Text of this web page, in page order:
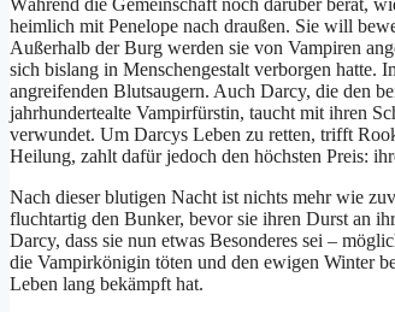
heimlich mit Penelope nach draußen. Sie will
Außerhalb der Burg werden sie von Vampiren
sich bislang in Menschengestalt verborgen hatte.
angreifenden Blutsaugern. Auch Darcy, die den
jahrhundertealte Vampirfürstin, taucht mit ihren
verwundet. Um Darcys Leben zu retten, trifft
Heilung, zahlt dafür jedoch den höchsten Preis:
Nach dieser blutigen Nacht ist nichts mehr wie
fluchtartig den Bunker, bevor sie ihren Durst an
Darcy, dass sie nun etwas Besonderes sei –
die Vampirkönigin töten und den ewigen Winter
Leben lang bekämpft hat.